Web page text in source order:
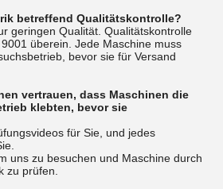
betreffend Qualitätskontrolle?
geringen Qualität. Qualitätskontrolle
überein. Jede Maschine muss
bevor sie für Versand
vertrauen, dass Maschinen die
klebten, bevor sie
für Sie, und jedes
uns zu besuchen und Maschine durch
zu prüfen.